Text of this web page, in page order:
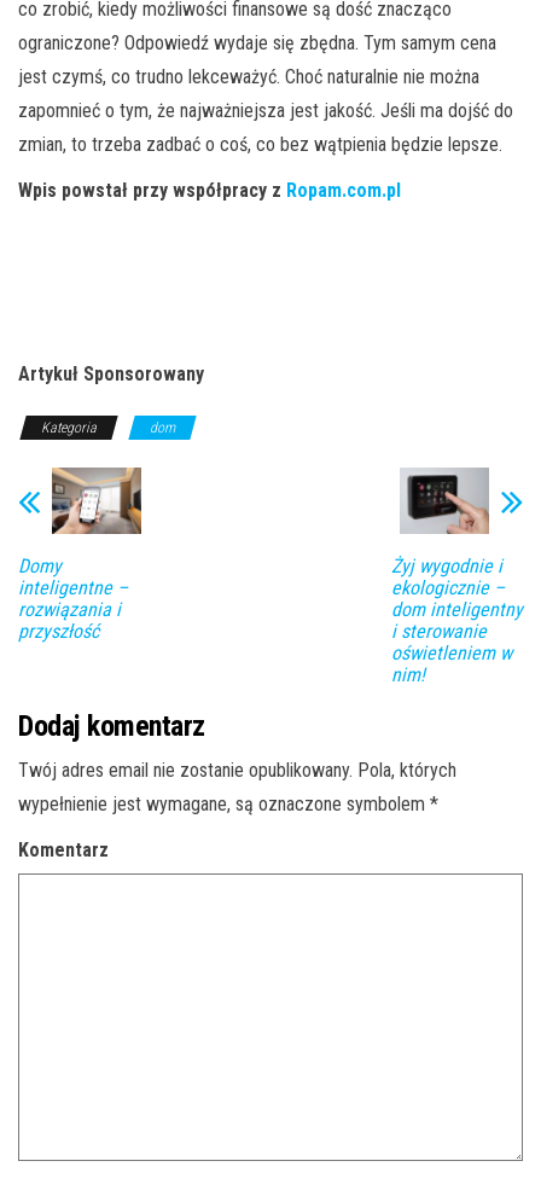
co zrobić, kiedy możliwości finansowe są dość znacząco
ograniczone? Odpowiedź wydaje się zbędna. Tym samym cena
jest czymś, co trudno lekceważyć. Choć naturalnie nie można
zapomnieć o tym, że najważniejsza jest jakość. Jeśli ma dojść do
zmian, to trzeba zadbać o coś, co bez wątpienia będzie lepsze.
Wpis powstał przy współpracy z Ropam.com.pl
Artykuł Sponsorowany
Kategoria dom
Domy
inteligentne –
rozwiązania i
przyszłość
Żyj wygodnie i
ekologicznie –
dom inteligentny
i sterowanie
oświetleniem w
nim!
Dodaj komentarz
Twój adres email nie zostanie opublikowany. Pola, których
wypełnienie jest wymagane, są oznaczone symbolem *
Komentarz